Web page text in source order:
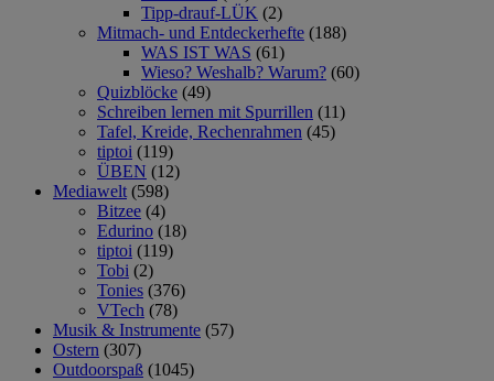
Tipp-drauf-LÜK (2)
Mitmach- und Entdeckerhefte (188)
WAS IST WAS (61)
Wieso? Weshalb? Warum? (60)
Quizblöcke (49)
Schreiben lernen mit Spurrillen (11)
Tafel, Kreide, Rechenrahmen (45)
tiptoi (119)
ÜBEN (12)
Mediawelt (598)
Bitzee (4)
Edurino (18)
tiptoi (119)
Tobi (2)
Tonies (376)
VTech (78)
Musik & Instrumente (57)
Ostern (307)
Outdoorspaß (1045)